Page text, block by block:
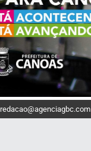
redacao@agenciagbc.com